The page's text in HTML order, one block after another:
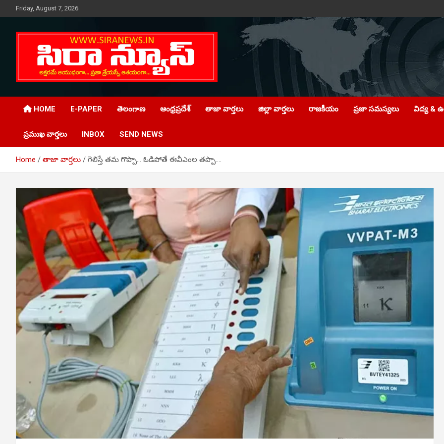
to
Friday, August 7, 2026
SIRA NEWS
HOME E-PAPER తెలంగాణ ఆంధ్రప్రదేశ్ తాజా వార్తలు జిల్లా వార్తలు రాజకీయం ప్రజా సమస్యలు విద్య &
ప్రముఖ వార్తలు INBOX SEND NEWS
Home తాజా వార్తలు గెలిస్తే తమ గొప్పా… ఓడిపోతే ఈవీఎంల తప్పా….